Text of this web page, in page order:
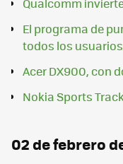
Qualcomm
El programa de
todos los usuarios
Acer DX900, con
Nokia Sports
02 de febrero